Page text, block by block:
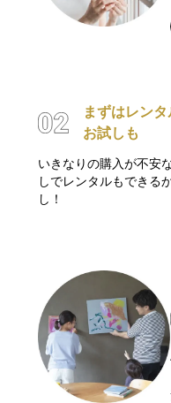
まずはレン
お試しも
いきなりの購入が不安
しでレンタルもできる
し！